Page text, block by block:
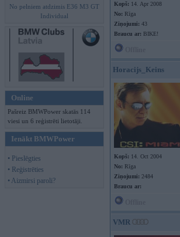
No pelniem atdzimis E36 M3 GT
Individual
Online
Pašreiz BMWPower skatās 114
viesi un 6 reģistrēti lietotāji.
Ienākt BMWPower
• Pieslēgties
• Reģistrēties
• Aizmirsi paroli?
Kopš: 14. Apr 2008
No: Rīga
Ziņojumi: 43
Braucu ar: BIKE!
Horacijs_Keins
Kopš: 14. Oct 2004
No: Rīga
Ziņojumi: 2484
Braucu ar:
VMR